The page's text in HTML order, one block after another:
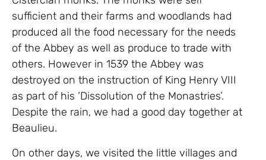
sufficient and their farms and woodlands had
produced all the food necessary for the needs
of the Abbey as well as produce to trade with
others. However in 1539 the Abbey was
destroyed on the instruction of King Henry VIII
as part of his ‘Dissolution of the Monastries’.
Despite the rain, we had a good day together at
Beaulieu.
On other days, we visited the little villages and